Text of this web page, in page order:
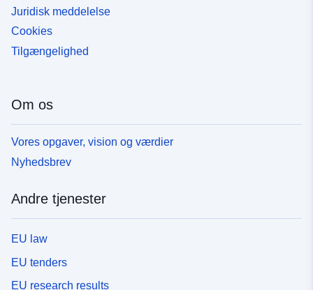
Juridisk meddelelse
Cookies
Tilgængelighed
Om os
Vores opgaver, vision og værdier
Nyhedsbrev
Andre tjenester
EU law
EU tenders
EU research results